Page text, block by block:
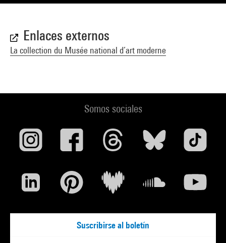
Enlaces externos
La collection du Musée national d’art moderne
Somos sociales
Suscribirse al boletín